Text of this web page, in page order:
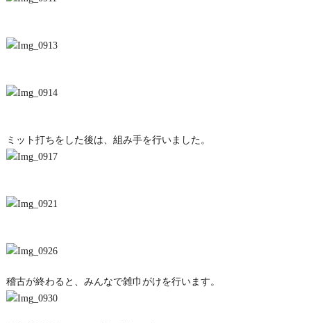
ミット打ちをした後は、組み手を行いました。
稽古が終わると、みんなで雑巾がけを行います。